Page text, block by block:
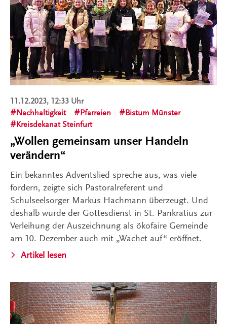
11.12.2023, 12:33 Uhr
Nachhaltigkeit
Pfarreien
Bistum Münster
Kreisdekanat Steinfurt
„Wollen gemeinsam unser Handeln
verändern“
Ein bekanntes Adventslied spreche aus, was viele
fordern, zeigte sich Pastoralreferent und
Schulseelsorger Markus Hachmann überzeugt. Und
deshalb wurde der Gottesdienst in St. Pankratius zur
Verleihung der Auszeichnung als ökofaire Gemeinde
am 10. Dezember auch mit „Wachet auf“ eröffnet.
Artikel lesen